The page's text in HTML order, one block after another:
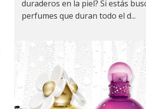
duraderos en la piel? Si estás
perfumes que duran todo el d...